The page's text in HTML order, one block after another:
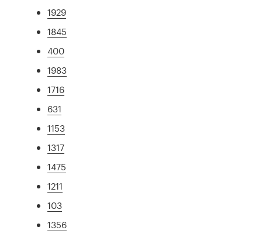
1929
1845
400
1983
1716
631
1153
1317
1475
1211
103
1356